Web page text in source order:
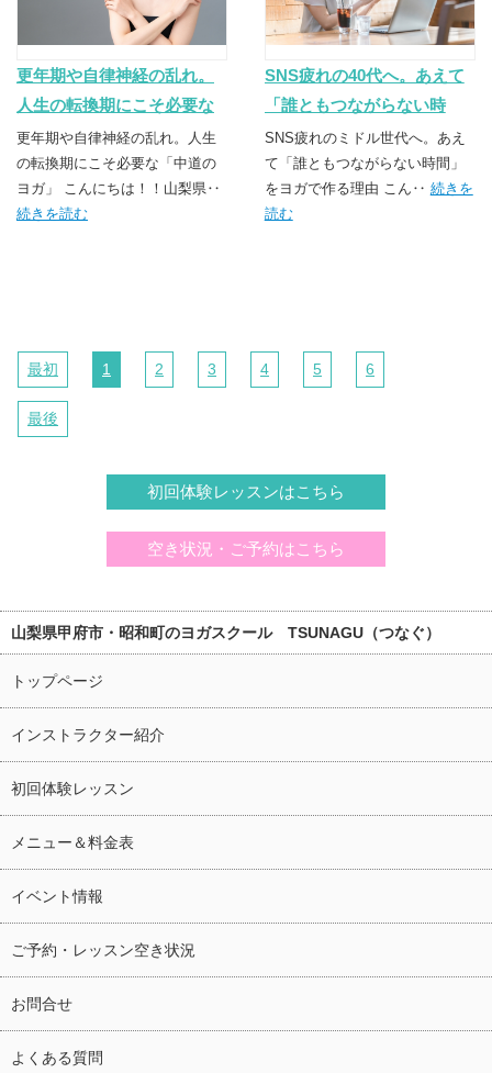
更年期や自律神経の乱れ。
人生の転換期にこそ必要な
「中道のヨガ」
更年期や自律神経の乱れ。人生
の転換期にこそ必要な「中道の
ヨガ」 こんにちは！！山梨県‥
続きを読む
SNS疲れの40代へ。あえて
「誰ともつながらない時
間」をヨガで作る理由
SNS疲れのミドル世代へ。あえ
て「誰ともつながらない時間」
をヨガで作る理由 こん‥ 続きを
読む
最初 1 2 3 4 5 6
最後
初回体験レッスンはこちら
空き状況・ご予約はこちら
山梨県甲府市・昭和町のヨガスクール TSUNAGU（つなぐ）
トップページ
インストラクター紹介
初回体験レッスン
メニュー＆料金表
イベント情報
ご予約・レッスン空き状況
お問合せ
よくある質問